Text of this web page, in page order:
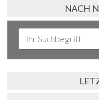
NACH